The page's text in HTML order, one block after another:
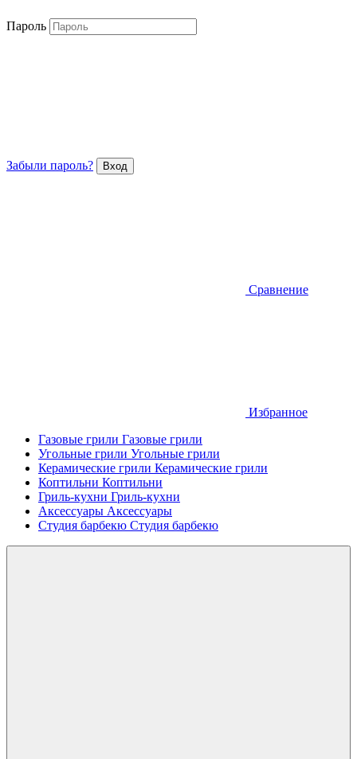
Пароль
Забыли пароль?
Сравнение
Избранное
Газовые грили Газовые грили
Угольные грили Угольные грили
Керамические грили Керамические грили
Коптильни Коптильни
Гриль-кухни Гриль-кухни
Аксессуары Аксессуары
Студия барбекю Студия барбекю